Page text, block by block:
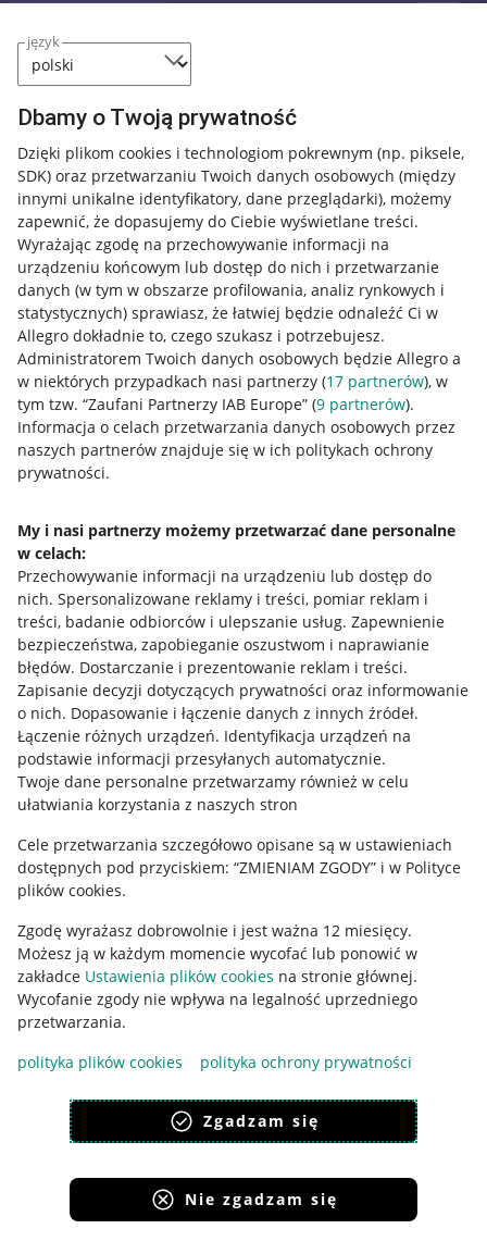
język
Dbamy o Twoją prywatność
Dzięki plikom cookies i technologiom pokrewnym (np. piksele,
SDK) oraz przetwarzaniu Twoich danych osobowych (między
innymi unikalne identyfikatory, dane przeglądarki), możemy
zapewnić, że dopasujemy do Ciebie wyświetlane treści.
Wyrażając zgodę na przechowywanie informacji na
urządzeniu końcowym lub dostęp do nich i przetwarzanie
danych (w tym w obszarze profilowania, analiz rynkowych i
statystycznych) sprawiasz, że łatwiej będzie odnaleźć Ci w
Allegro dokładnie to, czego szukasz i potrzebujesz.
Administratorem Twoich danych osobowych będzie Allegro a
w niektórych przypadkach nasi partnerzy (17 partnerów), w
tym tzw. “Zaufani Partnerzy IAB Europe” (9 partnerów).
Informacja o celach przetwarzania danych osobowych przez
naszych partnerów znajduje się w ich politykach ochrony
prywatności.
My i nasi partnerzy możemy przetwarzać dane personalne
w celach:
Przechowywanie informacji na urządzeniu lub dostęp do
nich. Spersonalizowane reklamy i treści, pomiar reklam i
treści, badanie odbiorców i ulepszanie usług. Zapewnienie
bezpieczeństwa, zapobieganie oszustwom i naprawianie
błędów. Dostarczanie i prezentowanie reklam i treści.
Zapisanie decyzji dotyczących prywatności oraz informowanie
o nich. Dopasowanie i łączenie danych z innych źródeł.
Łączenie różnych urządzeń. Identyfikacja urządzeń na
podstawie informacji przesyłanych automatycznie.
Twoje dane personalne przetwarzamy również w celu
ułatwiania korzystania z naszych stron
Cele przetwarzania szczegółowo opisane są w ustawieniach
dostępnych pod przyciskiem: “ZMIENIAM ZGODY” i w Polityce
plików cookies.
Zgodę wyrażasz dobrowolnie i jest ważna 12 miesięcy.
Możesz ją w każdym momencie wycofać lub ponowić w
zakładce Ustawienia plików cookies na stronie głównej.
Wycofanie zgody nie wpływa na legalność uprzedniego
przetwarzania.
polityka plików cookies
polityka ochrony prywatności
Zgadzam się
Nie zgadzam się
Przydatne informacje
Jak to działa
Allegro Gadane dla sprzedających
Allegro Gadane dla kupujących
Mapa miejscowości
Informacje prawne
Regulamin
Polityka plików "cookies"
Ustawienia plików "cookies"
Udostępnianie lokalizacji
Informacje dla Aktu o Usługach Cyfrowych
Pobierz aplikację
Korzystanie z serwisu oznacza akceptacjęregulaminu